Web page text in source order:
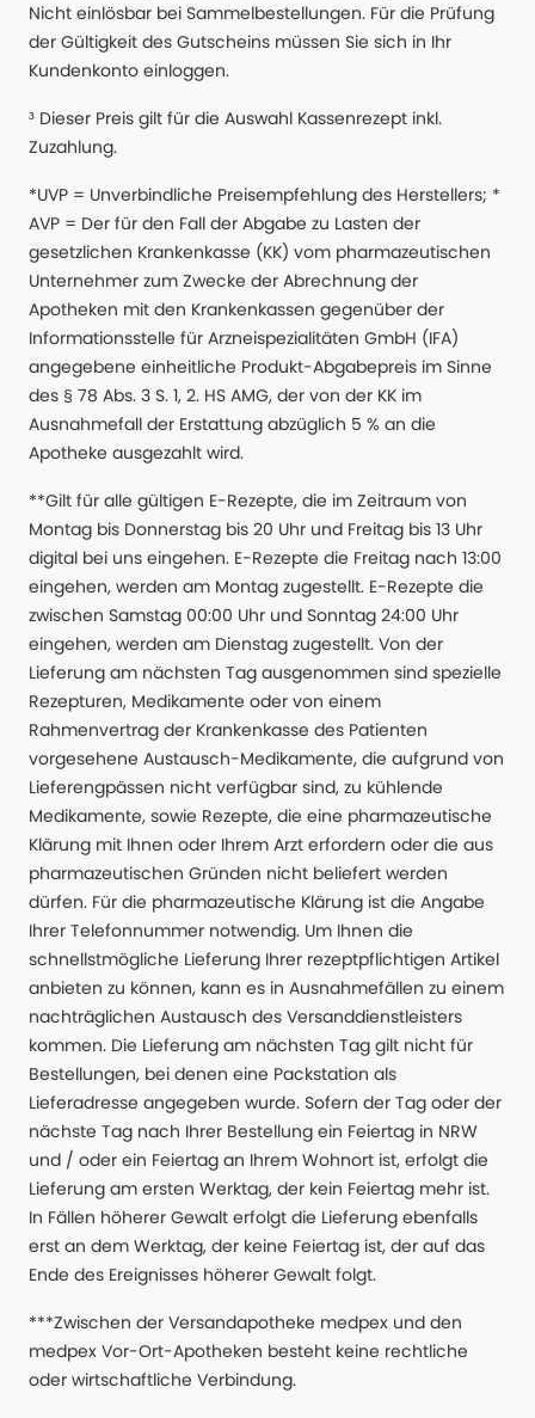
Nicht einlösbar bei Sammelbestellungen. Für die Prüfung
der Gültigkeit des Gutscheins müssen Sie sich in Ihr
Kundenkonto einloggen.
³ Dieser Preis gilt für die Auswahl Kassenrezept inkl.
Zuzahlung.
*UVP = Unverbindliche Preisempfehlung des Herstellers; *
AVP = Der für den Fall der Abgabe zu Lasten der
gesetzlichen Krankenkasse (KK) vom pharmazeutischen
Unternehmer zum Zwecke der Abrechnung der
Apotheken mit den Krankenkassen gegenüber der
Informationsstelle für Arzneispezialitäten GmbH (IFA)
angegebene einheitliche Produkt-Abgabepreis im Sinne
des § 78 Abs. 3 S. 1, 2. HS AMG, der von der KK im
Ausnahmefall der Erstattung abzüglich 5 % an die
Apotheke ausgezahlt wird.
**Gilt für alle gültigen E-Rezepte, die im Zeitraum von
Montag bis Donnerstag bis 20 Uhr und Freitag bis 13 Uhr
digital bei uns eingehen. E-Rezepte die Freitag nach 13:00
eingehen, werden am Montag zugestellt. E-Rezepte die
zwischen Samstag 00:00 Uhr und Sonntag 24:00 Uhr
eingehen, werden am Dienstag zugestellt. Von der
Lieferung am nächsten Tag ausgenommen sind spezielle
Rezepturen, Medikamente oder von einem
Rahmenvertrag der Krankenkasse des Patienten
vorgesehene Austausch-Medikamente, die aufgrund von
Lieferengpässen nicht verfügbar sind, zu kühlende
Medikamente, sowie Rezepte, die eine pharmazeutische
Klärung mit Ihnen oder Ihrem Arzt erfordern oder die aus
pharmazeutischen Gründen nicht beliefert werden
dürfen. Für die pharmazeutische Klärung ist die Angabe
Ihrer Telefonnummer notwendig. Um Ihnen die
schnellstmögliche Lieferung Ihrer rezeptpflichtigen Artikel
anbieten zu können, kann es in Ausnahmefällen zu einem
nachträglichen Austausch des Versanddienstleisters
kommen. Die Lieferung am nächsten Tag gilt nicht für
Bestellungen, bei denen eine Packstation als
Lieferadresse angegeben wurde. Sofern der Tag oder der
nächste Tag nach Ihrer Bestellung ein Feiertag in NRW
und / oder ein Feiertag an Ihrem Wohnort ist, erfolgt die
Lieferung am ersten Werktag, der kein Feiertag mehr ist.
In Fällen höherer Gewalt erfolgt die Lieferung ebenfalls
erst an dem Werktag, der keine Feiertag ist, der auf das
Ende des Ereignisses höherer Gewalt folgt.
***Zwischen der Versandapotheke medpex und den
medpex Vor-Ort-Apotheken besteht keine rechtliche
oder wirtschaftliche Verbindung.